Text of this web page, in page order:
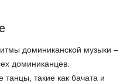
доминиканской музыки –
доминиканцев.
такие как бачата и